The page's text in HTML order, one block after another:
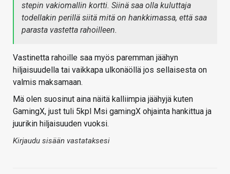
stepin vakiomallin kortti. Siinä saa olla kuluttaja
todellakin perillä siitä mitä on hankkimassa, että saa
parasta vastetta rahoilleen.
Vastinetta rahoille saa myös paremman jäähyn
hiljaisuudella tai vaikkapa ulkonäöllä jos sellaisesta on
valmis maksamaan.
Mä olen suosinut aina näitä kalliimpia jäähyjä kuten
GamingX, just tuli 5kpl Msi gamingX ohjainta hankittua ja
juurikin hiljaisuuden vuoksi.
Kirjaudu sisään vastataksesi